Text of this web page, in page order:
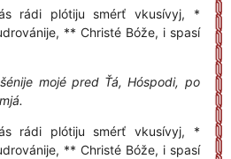
rádi plótiju smérť vkusívyj, *
** Christé Bóže, i spasí
mojé pred Ťá, Hóspodi, po
rádi plótiju smérť vkusívyj, *
** Christé Bóže, i spasí